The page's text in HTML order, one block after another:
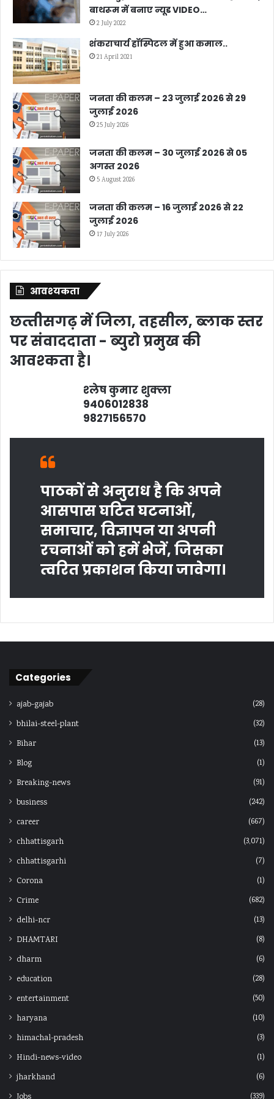
बाथरूम में बनाए न्यूड VIDEO…
2 July 2022
शंकराचार्य हॉस्पिटल में हुआ कमाल..
21 April 2021
जनता की कलम – 23 जुलाई 2026 से 29
जुलाई 2026
25 July 2026
जनता की कलम – 30 जुलाई 2026 से 05
अगस्त 2026
5 August 2026
जनता की कलम – 16 जुलाई 2026 से 22
जुलाई 2026
17 July 2026
आवश्‍यकता
छत्‍तीसगढ़ में जिला, तहसील, ब्‍लाक स्‍तर
पर संवाददाता - ब्‍युरो प्रमुख की
आवश्‍कता है।
श्‍लेष कुमार शुक्‍ला
9406012838
9827156570
पाठकों से अनुराध है कि अपने
आसपास घटित घटनाओं,
समाचार, विज्ञापन या अपनी
रचनाओं को हमें भेजें, जिसका
त्‍वरित प्रकाशन किया जावेगा।
Categories
ajab-gajab
(28)
bhilai-steel-plant
(32)
Bihar
(13)
Blog
(1)
Breaking-news
(91)
business
(242)
career
(667)
chhattisgarh
(3,071)
chhattisgarhi
(7)
Corona
(1)
Crime
(682)
delhi-ncr
(13)
DHAMTARI
(8)
dharm
(6)
education
(28)
entertainment
(50)
haryana
(10)
himachal-pradesh
(3)
Hindi-news-video
(1)
jharkhand
(6)
(339)